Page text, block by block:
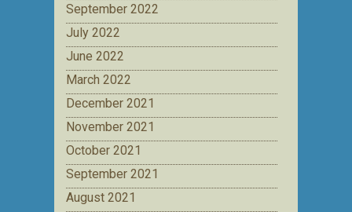
September 2022
July 2022
June 2022
March 2022
December 2021
November 2021
October 2021
September 2021
August 2021